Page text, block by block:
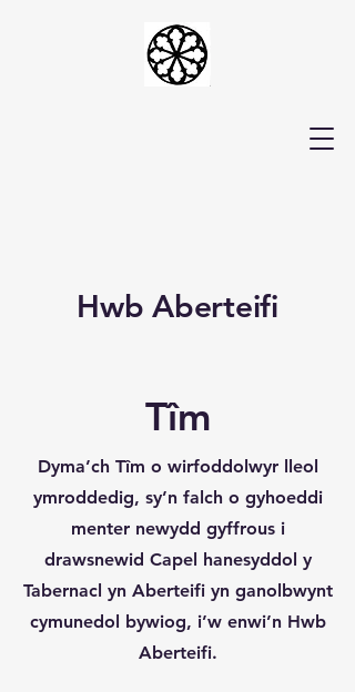
Hwb Aberteifi
Tîm
Dyma’ch Tîm o wirfoddolwyr lleol
ymroddedig, sy’n falch o gyhoeddi
menter newydd gyffrous i
drawsnewid Capel hanesyddol y
Tabernacl yn Aberteifi yn ganolbwynt
cymunedol bywiog, i’w enwi’n Hwb
Aberteifi.